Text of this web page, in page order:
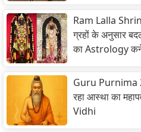
Ram Lalla
ग्रहों के अनुसार
का Astrology
Guru Purnima
रहा आस्था का
Vidhi